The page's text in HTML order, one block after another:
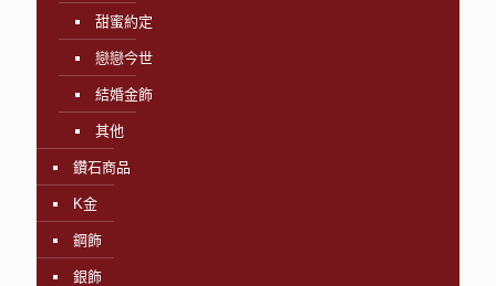
甜蜜約定
戀戀今世
結婚金飾
其他
鑽石商品
K金
鋼飾
銀飾